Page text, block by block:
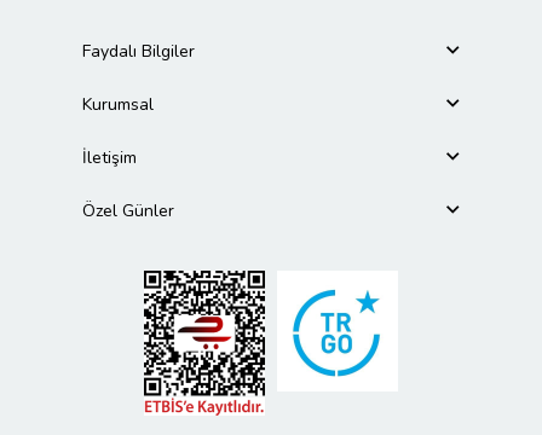
Faydalı Bilgiler
Kurumsal
İletişim
Özel Günler